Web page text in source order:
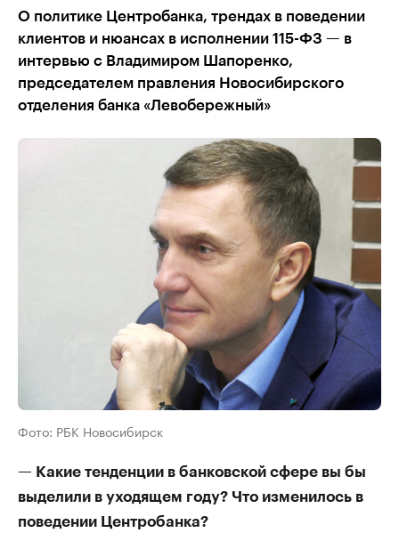
О политике Центробанка, трендах в поведении
клиентов и нюансах в исполнении 115-ФЗ — в
интервью с Владимиром Шапоренко,
председателем правления Новосибирского
отделения банка «Левобережный»
Фото: РБК Новосибирск
— Какие тенденции в банковской сфере вы бы
выделили в уходящем году? Что изменилось в
поведении Центробанка?